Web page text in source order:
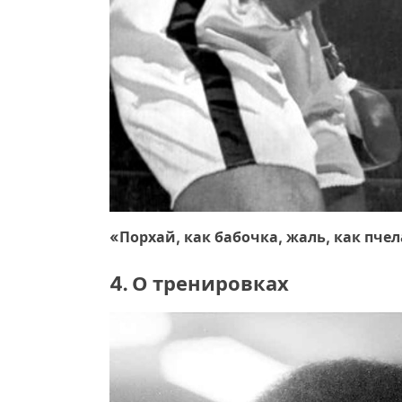
«Порхай, как бабочка, жаль, как
4. О тренировках